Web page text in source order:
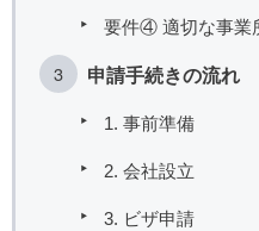
要件④ 適切な事業
申請手続きの流れ
1. 事前準備
2. 会社設立
3. ビザ申請